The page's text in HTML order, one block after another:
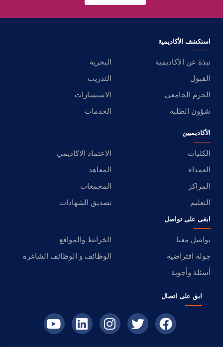
استكشف الأكاديمية
نبذة عن الأكاديمية
البحرية
القبول
التدريب
الحرم الجامعي
الاستشارات
شؤون الطلبة
الخدمات
الأكاديميين
الكليات
الاعتماد الاكاديمي
العمداء
المعاهد
المراكز
المجمعات
التعليم
تصديق الشهادات
ابقى على تواصل
تواصل معنا
الخرائط والمواقع
جولة افتراضية
الوظائف و الوظائف الشاغرة
أسئلة وأجوبة
ابق على اتصال